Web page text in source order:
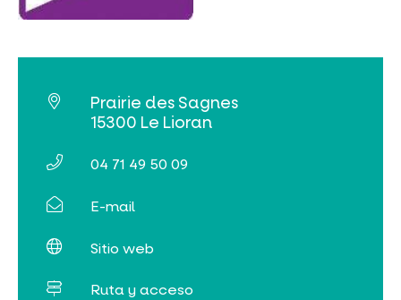
Prairie des Sagnes
15300 Le Lioran
04 71 49 50 09
E-mail
Sitio web
Ruta y acceso